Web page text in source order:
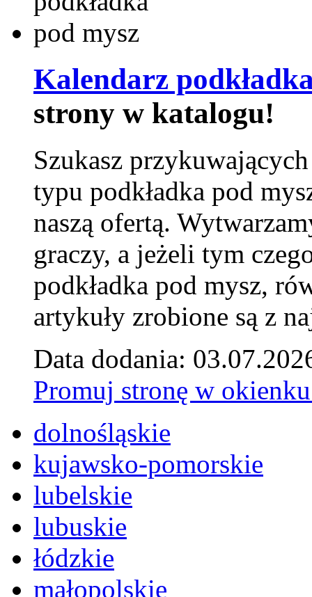
Kalendarz
strony w katalogu!
Szukasz
typu podkładka pod
naszą ofertą.
graczy, a jeżeli tym
podkładka pod mysz,
artykuły zrobione są z
Data dodania:
Promuj stronę w
dolnośląskie
kujawsko-pomorskie
lubelskie
lubuskie
łódzkie
małopolskie